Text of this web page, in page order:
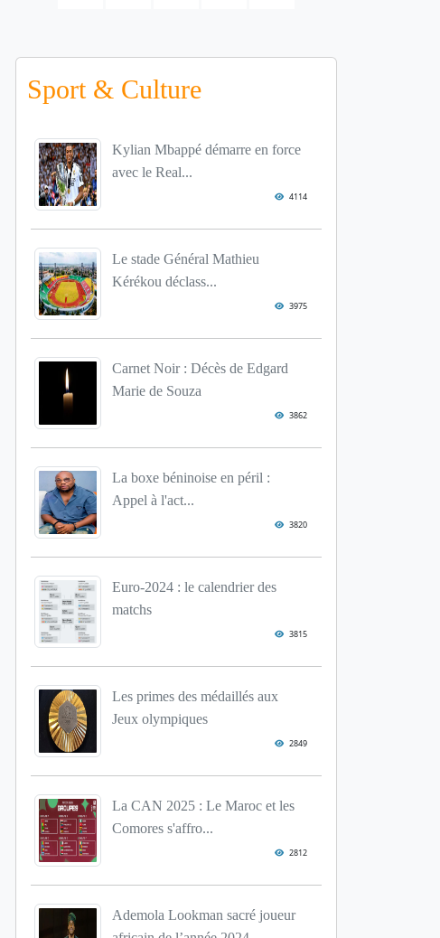
Sport & Culture
Kylian Mbappé démarre en force
avec le Real...
4114
Le stade Général Mathieu
Kérékou déclass...
3975
Carnet Noir : Décès de Edgard
Marie de Souza
3862
La boxe béninoise en péril :
Appel à l'act...
3820
Euro-2024 : le calendrier des
matchs
3815
Les primes des médaillés aux
Jeux olympiques
2849
La CAN 2025 : Le Maroc et les
Comores s'affro...
2812
Ademola Lookman sacré joueur